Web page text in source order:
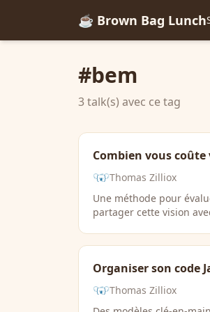
☕ Brown Bag Lunch
#bem
3 talk(s) avec ce tag
Combien vous
Thomas Zilliox
Une méthode pour
partager cette vision
Organiser son code
Thomas Zilliox